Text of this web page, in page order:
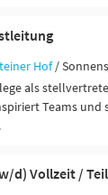
Hof /
als
Teams
d) Vollzeit /